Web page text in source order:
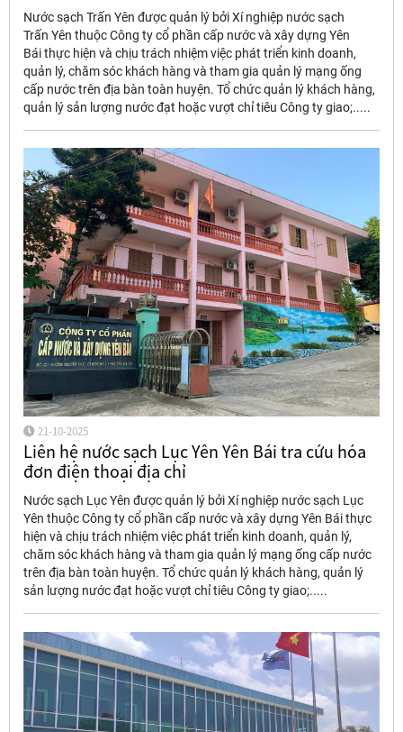
Nước sạch Trấn Yên được quản lý bởi Xí nghiệp nước sạch
Trấn Yên thuộc Công ty cổ phần cấp nước và xây dựng Yên
Bái thực hiện và chịu trách nhiệm việc phát triển kinh doanh,
quản lý, chăm sóc khách hàng và tham gia quản lý mạng ống
cấp nước trên địa bàn toàn huyện. Tổ chức quản lý khách hàng,
quản lý sản lượng nước đạt hoặc vượt chỉ tiêu Công ty giao;.....
21-10-2025
Liên hệ nước sạch Lục Yên Yên Bái tra cứu hóa
đơn điện thoại địa chỉ
Nước sạch Lục Yên được quản lý bởi Xí nghiệp nước sạch Lục
Yên thuộc Công ty cổ phần cấp nước và xây dựng Yên Bái thực
hiện và chịu trách nhiệm việc phát triển kinh doanh, quản lý,
chăm sóc khách hàng và tham gia quản lý mạng ống cấp nước
trên địa bàn toàn huyện. Tổ chức quản lý khách hàng, quản lý
sản lượng nước đạt hoặc vượt chỉ tiêu Công ty giao;.....